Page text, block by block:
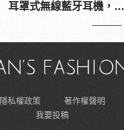
耳罩式無線藍牙耳機，在
隱私權政策 著作權聲明
我要投稿